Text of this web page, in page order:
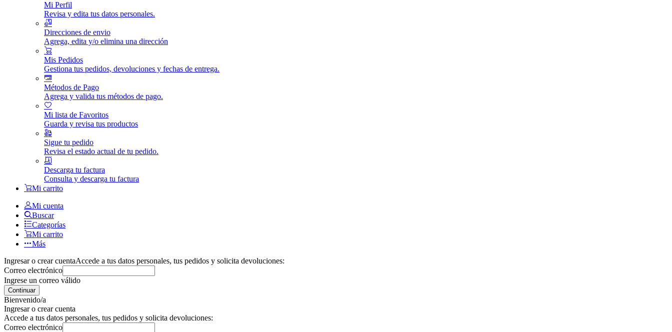
Mi Perfil
Revisa y edita tus datos personales.
Direcciones de envio
Agrega, edita y/o elimina una dirección
Mis Pedidos
Gestiona tus pedidos, devoluciones y fechas de entrega.
Métodos de Pago
Agrega y valida tus métodos de pago.
Mi lista de Favoritos
Guarda y revisa tus productos
Sigue tu pedido
Revisa el estado actual de tu pedido.
Descarga tu factura
Consulta y descarga tu factura
Mi carrito
Mi cuenta
Buscar
Categorías
Mi carrito
Más
Ingresar o crear cuentaAccede a tus datos personales, tus pedidos y solicita devoluciones:
Correo electrónico
Ingrese un correo válido
Continuar
Bienvenido/a
Ingresar o crear cuenta
Accede a tus datos personales, tus pedidos y solicita devoluciones:
Correo electrónico